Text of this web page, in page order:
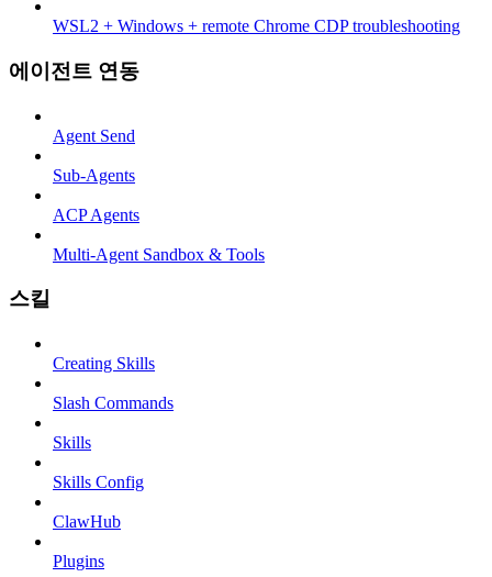
WSL2 + Windows + remote Chrome CDP troubleshooting
에이전트 연동
Agent Send
Sub-Agents
ACP Agents
Multi-Agent Sandbox & Tools
스킬
Creating Skills
Slash Commands
Skills
Skills Config
ClawHub
Plugins